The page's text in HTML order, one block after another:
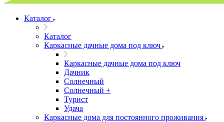
Каталог
Каталог
Каркасные дачные дома под ключ
Каркасные дачные дома под ключ
Дачник
Солнечный
Солнечный +
Турист
Удача
Каркасные дома для постоянного проживания